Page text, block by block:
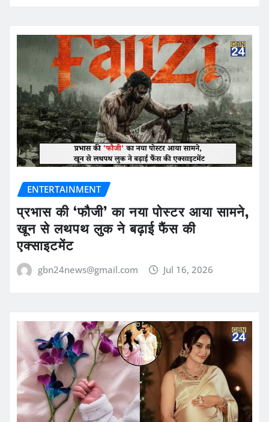
ENTERTAINMENT
प्रभास की ‘फौजी’ का नया पोस्टर आया सामने,
खून से लथपथ लुक ने बढ़ाई फैंस की
एक्साइटमेंट
gbn24news@gmail.com Jul 16, 2026